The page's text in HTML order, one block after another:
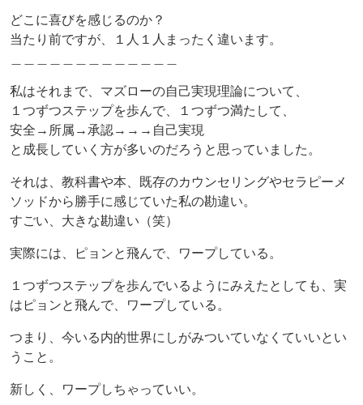
どこに喜びを感じるのか？
当たり前ですが、１人１人まったく違います。
私はそれまで、マズローの自己実現理論について、
１つずつステップを歩んで、１つずつ満たして、
安全→所属→承認→→→自己実現
と成長していく方が多いのだろうと思っていました。
それは、教科書や本、既存のカウンセリングやセラピーメ
ソッドから勝手に感じていた私の勘違い。
すごい、大きな勘違い（笑）
実際には、ピョンと飛んで、ワープしている。
１つずつステップを歩んでいるようにみえたとしても、実
はピョンと飛んで、ワープしている。
つまり、今いる内的世界にしがみついていなくていいとい
うこと。
新しく、ワープしちゃっていい。